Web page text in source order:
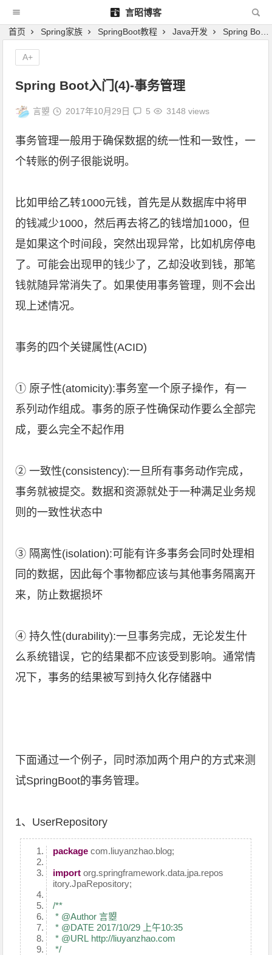
言昭博客
首页 Spring家族 SpringBoot教程 Java开发 Spring Boot入门(4)-事务管理
Spring Boot入门(4)-事务管理
言曌 2017年10月29日 5 3148 views
事务管理一般用于确保数据的统一性和一致性，一
个转账的例子很能说明。
比如甲给乙转1000元钱，首先是从数据库中将甲
的钱减少1000，然后再去将乙的钱增加1000，但
是如果这个时间段，突然出现异常，比如机房停电
了。可能会出现甲的钱少了，乙却没收到钱，那笔
钱就随异常消失了。如果使用事务管理，则不会出
现上述情况。
事务的四个关键属性(ACID)
① 原子性(atomicity):事务室一个原子操作，有一
系列动作组成。事务的原子性确保动作要么全部完
成，要么完全不起作用
② 一致性(consistency):一旦所有事务动作完成，
事务就被提交。数据和资源就处于一种满足业务规
则的一致性状态中
③ 隔离性(isolation):可能有许多事务会同时处理相
同的数据，因此每个事物都应该与其他事务隔离开
来，防止数据损坏
④ 持久性(durability):一旦事务完成，无论发生什
么系统错误，它的结果都不应该受到影响。通常情
况下，事务的结果被写到持久化存储器中
下面通过一个例子，同时添加两个用户的方式来测
试SpringBoot的事务管理。
1、UserRepository
package com.liuyanzhao.blog;
import org.springframework.data.jpa.repos
itory.JpaRepository;
/**
* @Author 言曌
* @DATE 2017/10/29 上午10:35
* @URL http://liuyanzhao.com
*/
A+